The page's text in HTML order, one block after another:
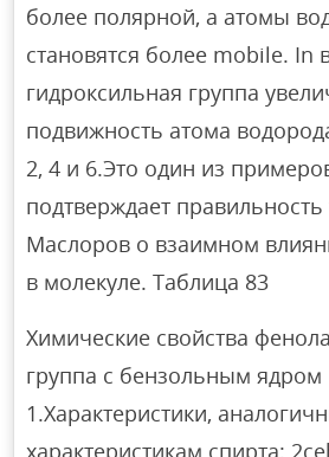
более полярной, а атомы
становятся более mobile. In
гидроксильная группа
подвижность атома
2, 4 и 6.Это один из
подтверждает
Маслоров о взаимном
в молекуле. Таблица 83
Химические свойства
группа с бензольным ядром
1.Характеристики,
характеристикам спирта: